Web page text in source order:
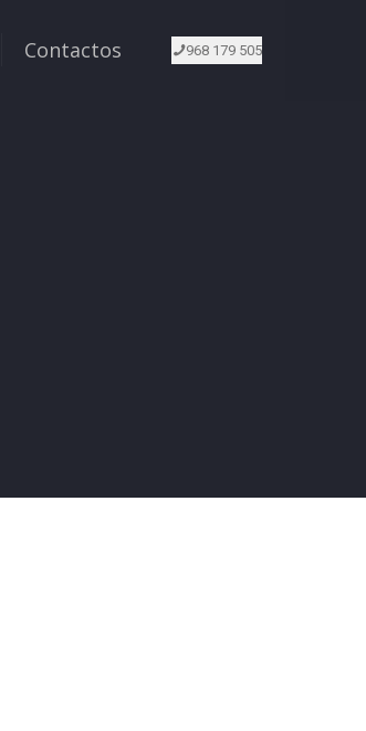
Contactos 968 179 505